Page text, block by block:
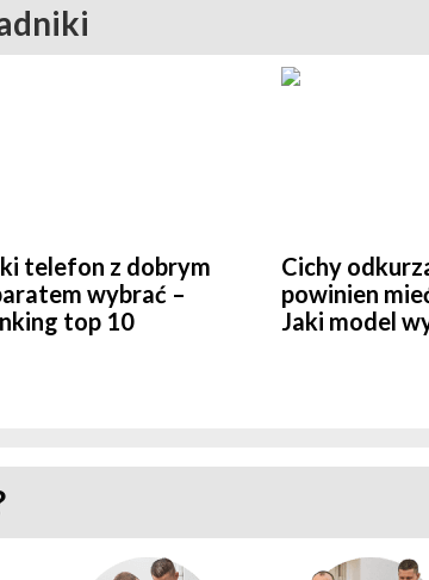
telefon z dobrym
wybrać –
top 10
Cichy
powinien
Jaki model